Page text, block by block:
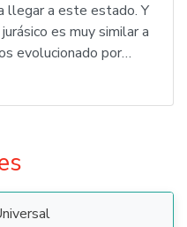
llegar a este estado. Y
es muy similar a
evolucionado por…